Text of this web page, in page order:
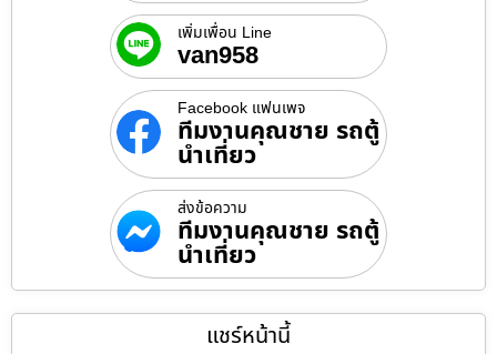
เพิ่มเพื่อน Line
van958
Facebook แฟนเพจ
ทีมงานคุณชาย รถตู้
นำเที่ยว
ส่งข้อความ
ทีมงานคุณชาย รถตู้
นำเที่ยว
แชร์หน้านี้